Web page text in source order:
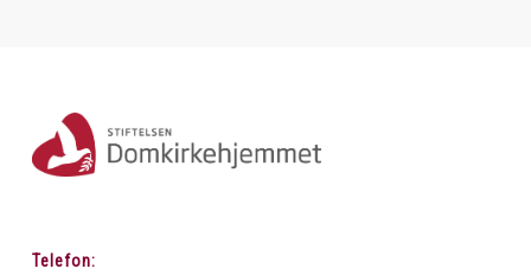
Telefon: